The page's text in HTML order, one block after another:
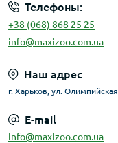
Телефоны:
+38 (068) 868 25 25
info@maxizoo.com.ua
Наш адрес
г. Харьков, ул.
E-mail
info@maxizoo.com.ua